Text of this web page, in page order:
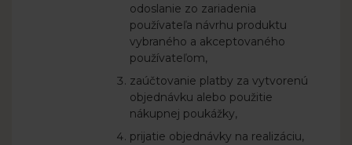
odoslanie zo zariadenia
používateľa návrhu produktu
vybraného a akceptovaného
používateľom,
zaúčtovanie platby za vytvorenú
objednávku alebo použitie
nákupnej poukážky,
prijatie objednávky na realizáciu,